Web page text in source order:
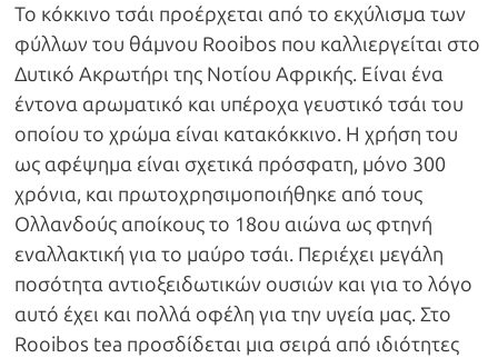
To κόκκινο τσάι προέρχεται από το εκχύλισμα των
φύλλων του θάμνου Rooibos που καλλιεργείται στο
Δυτικό Ακρωτήρι της Νοτίου Αφρικής. Είναι ένα
έντονα αρωματικό και υπέροχα γευστικό τσάι του
οποίου το χρώμα είναι κατακόκκινο. Η χρήση του
ως αφέψημα είναι σχετικά πρόσφατη, μόνο 300
χρόνια, και πρωτοχρησιμοποιήθηκε από τους
Ολλανδούς αποίκους το 18ου αιώνα ως φτηνή
εναλλακτική για το μαύρο τσάι. Περιέχει μεγάλη
ποσότητα αντιοξειδωτικών ουσιών και για το λόγο
αυτό έχει και πολλά οφέλη για την υγεία μας. Στο
Rooibos tea προσδίδεται μια σειρά από ιδιότητες